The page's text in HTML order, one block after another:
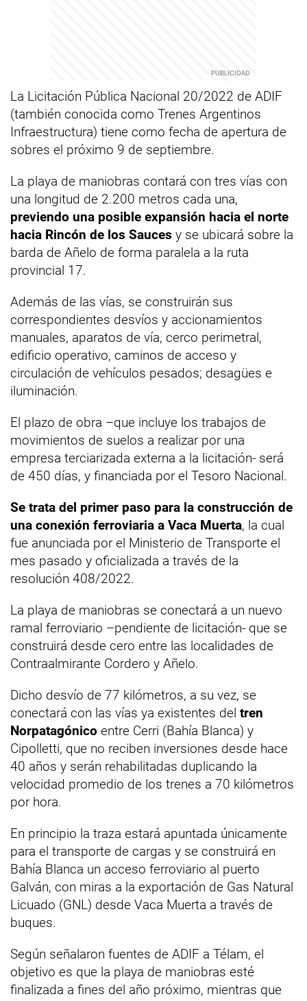
La Licitación Pública Nacional 20/2022 de ADIF
(también conocida como Trenes Argentinos
Infraestructura) tiene como fecha de apertura de
sobres el próximo 9 de septiembre.
La playa de maniobras contará con tres vías con
una longitud de 2.200 metros cada una,
previendo una posible expansión hacia el norte
hacia Rincón de los Sauces y se ubicará sobre la
barda de Añelo de forma paralela a la ruta
provincial 17.
Además de las vías, se construirán sus
correspondientes desvíos y accionamientos
manuales, aparatos de vía, cerco perimetral,
edificio operativo, caminos de acceso y
circulación de vehículos pesados; desagües e
iluminación.
El plazo de obra –que incluye los trabajos de
movimientos de suelos a realizar por una
empresa terciarizada externa a la licitación- será
de 450 días, y financiada por el Tesoro Nacional.
Se trata del primer paso para la construcción de
una conexión ferroviaria a Vaca Muerta, la cual
fue anunciada por el Ministerio de Transporte el
mes pasado y oficializada a través de la
resolución 408/2022.
La playa de maniobras se conectará a un nuevo
ramal ferroviario –pendiente de licitación- que se
construirá desde cero entre las localidades de
Contraalmirante Cordero y Añelo.
Dicho desvío de 77 kilómetros, a su vez, se
conectará con las vías ya existentes del tren
Norpatagónico entre Cerri (Bahía Blanca) y
Cipolletti, que no reciben inversiones desde hace
40 años y serán rehabilitadas duplicando la
velocidad promedio de los trenes a 70 kilómetros
por hora.
En principio la traza estará apuntada únicamente
para el transporte de cargas y se construirá en
Bahía Blanca un acceso ferroviario al puerto
Galván, con miras a la exportación de Gas Natural
Licuado (GNL) desde Vaca Muerta a través de
buques.
Según señalaron fuentes de ADIF a Télam, el
objetivo es que la playa de maniobras esté
finalizada a fines del año próximo, mientras que